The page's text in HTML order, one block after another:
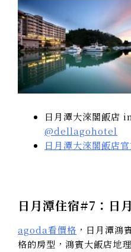
日月潭大淶閣飯店
@dellagohotel
日月潭大淶閣飯店
日月潭住宿#7：日
agoda看價格 ，日月潭鴻
格的房型，鴻賓大飯店地